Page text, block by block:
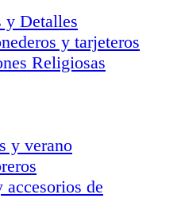
y Detalles
y tarjeteros
Religiosas
y verano
accesorios de